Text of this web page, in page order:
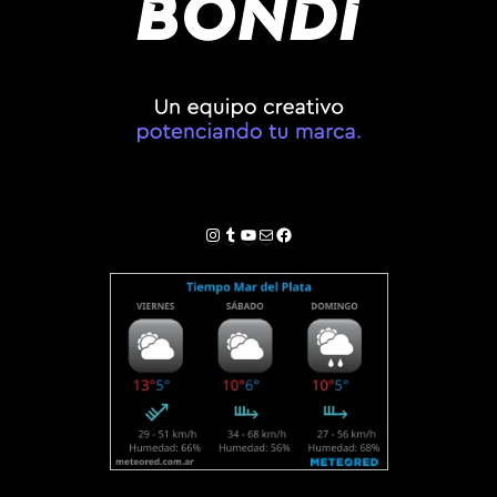
Instagram
Tumblr
YouTube
Correo electrónico
Facebook